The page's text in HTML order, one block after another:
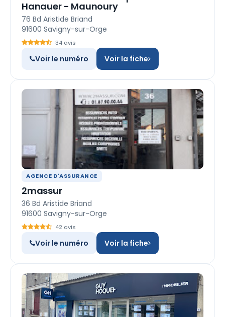
Hanauer - Maunoury
76 Bd Aristide Briand
91600 Savigny-sur-Orge
34 avis
Voir le numéro Voir la fiche
AGENCE D'ASSURANCE
2massur
36 Bd Aristide Briand
91600 Savigny-sur-Orge
42 avis
Voir le numéro Voir la fiche